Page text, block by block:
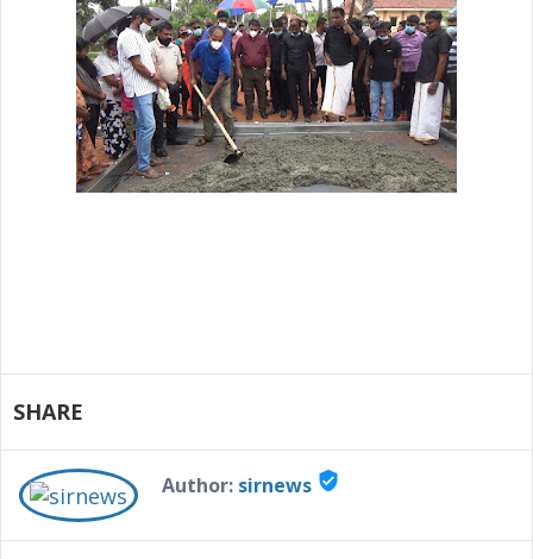
SHARE
Author: sirnews verified_user